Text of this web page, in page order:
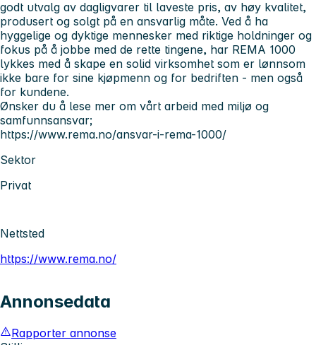
godt utvalg av dagligvarer til laveste pris, av høy kvalitet,
produsert og solgt på en ansvarlig måte. Ved å ha
hyggelige og dyktige mennesker med riktige holdninger og
fokus på å jobbe med de rette tingene, har REMA 1000
lykkes med å skape en solid virksomhet som er lønnsom
ikke bare for sine kjøpmenn og for bedriften - men også
for kundene.
Ønsker du å lese mer om vårt arbeid med miljø og
samfunnsansvar;
https://www.rema.no/ansvar-i-rema-1000/
Sektor
Privat
Nettsted
https://www.rema.no/
Annonsedata
Rapporter annonse